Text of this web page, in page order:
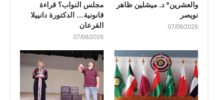
والعشرين* د. ميشلين ظاهر
نويصر
07/08/2026
مجلس النواب؟ قراءة
قانونية… الدكتورة دانييلا
القرعان
07/08/2026